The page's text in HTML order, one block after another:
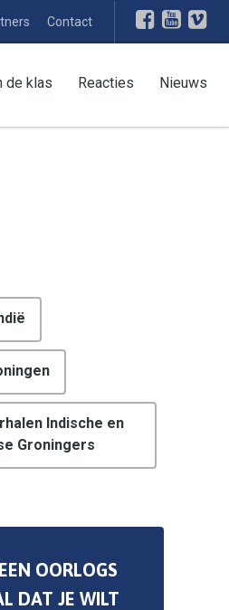
Contact
de klas Reacties Nieuws
Indische en
Groningers
OORLOGS
DAT JE WILT